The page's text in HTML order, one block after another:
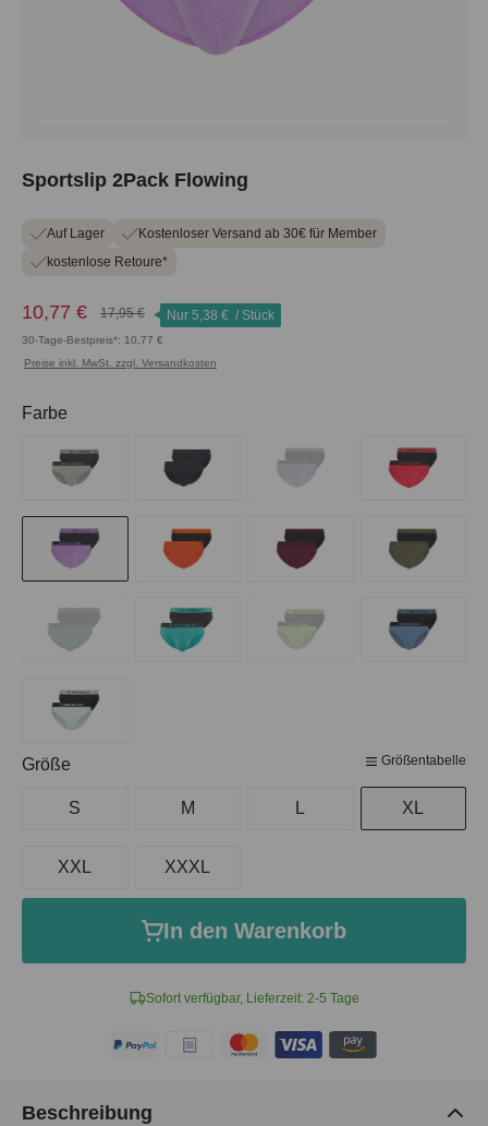
Sportslip 2Pack Flowing
Auf Lager
Kostenloser Versand ab 30€ für Member
kostenlose Retoure*
10,77 € 17,95 € Nur 5,38 € / Stück
30-Tage-Bestpreis*: 10,77 €
Preise inkl. MwSt. zzgl. Versandkosten
Sofort verfügbar, Lieferzeit: 2-5 Tage
Farbe
Größe Größentabelle
S M L XL
XXL XXXL
In den Warenkorb
Beschreibung